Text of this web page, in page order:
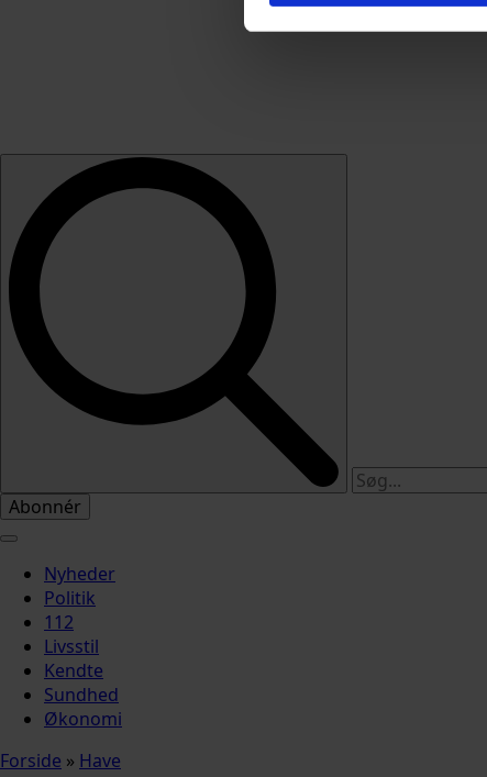
Abonnér
Nyheder
Politik
112
Livsstil
Kendte
Sundhed
Økonomi
Forside » Have